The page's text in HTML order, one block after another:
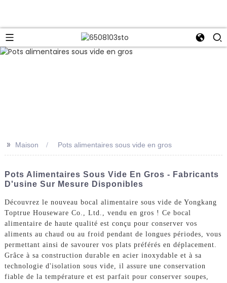
>> Maison Pots alimentaires sous vide en gros
Pots Alimentaires Sous Vide En Gros - Fabricants
D'usine Sur Mesure Disponibles
Découvrez le nouveau bocal alimentaire sous vide de Yongkang
Toptrue Houseware Co., Ltd., vendu en gros ! Ce bocal
alimentaire de haute qualité est conçu pour conserver vos
aliments au chaud ou au froid pendant de longues périodes, vous
permettant ainsi de savourer vos plats préférés en déplacement.
Grâce à sa construction durable en acier inoxydable et à sa
technologie d'isolation sous vide, il assure une conservation
fiable de la température et est parfait pour conserver soupes,